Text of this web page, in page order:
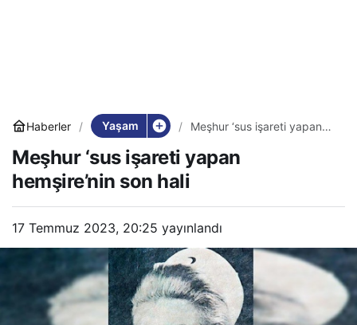
Haberler Yaşam
Meşhur ‘sus işareti yapan
Meşhur ‘sus işareti yapan
hemşire’nin son hali
17 Temmuz 2023, 20:25 yayınlandı